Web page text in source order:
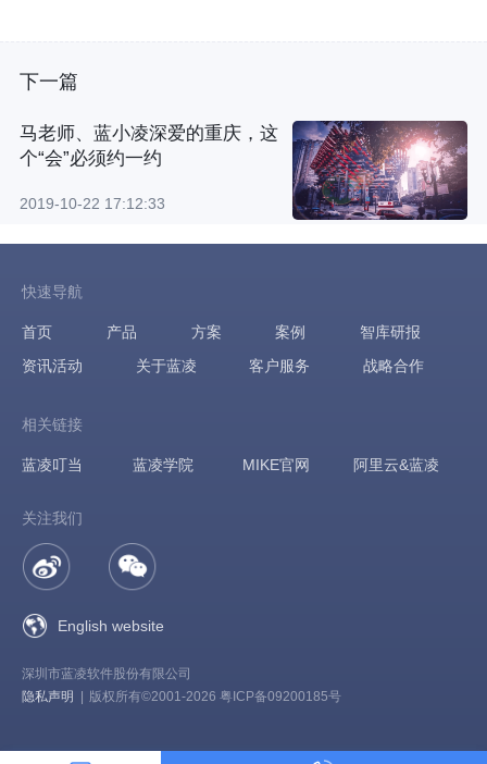
下一篇
马老师、蓝小凌深爱的重庆，这
个“会”必须约一约
2019-10-22 17:12:33
快速导航
首页 产品 方案 案例
智库研报
资讯活动
关于蓝凌 客户服务 战略合作
相关链接
蓝凌叮当 蓝凌学院 MIKE官网 阿里云&蓝凌
关注我们
English website
深圳市蓝凌软件股份有限公司
隐私声明 | 版权所有©2001-2026 粤ICP备09200185号